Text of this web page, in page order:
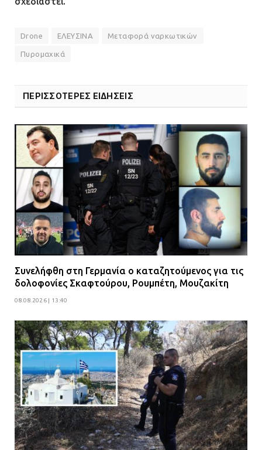
08.07.2026 | 15:02
Drone ΕΛΕΥΣΙΝΑ Μεταφορά ναρκωτικών
Πυρομαχικά
ΠΕΡΙΣΣΟΤΕΡΕΣ ΕΙΔΗΣΕΙΣ
Συνελήφθη στη Γερμανία ο καταζητούμενος για τις
δολοφονίες Σκαφτούρου, Ρουμπέτη, Μουζακίτη
08.08.2026 | 13:40